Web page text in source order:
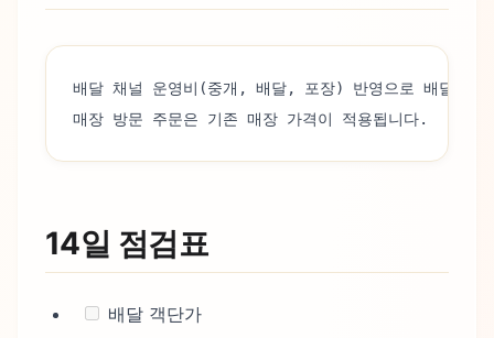
배달 채널 운영비(중개, 배달, 포장) 반영으로 배달 가
매장 방문 주문은 기존 매장 가격이 적용됩니다.
14일 점검표
배달 객단가